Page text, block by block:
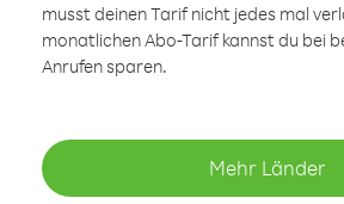
musst deinen Tarif nicht jedes mal
monatlichen Abo-Tarif kannst du bei
Anrufen sparen.
Mehr Länder